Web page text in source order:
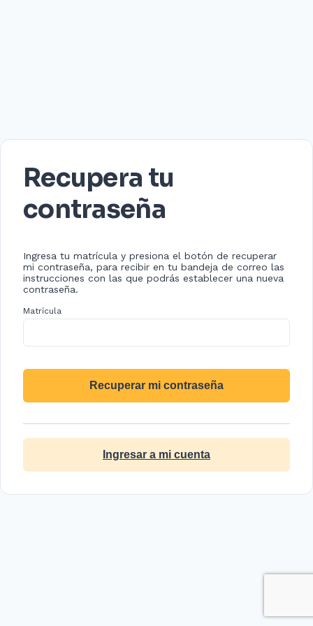
Recupera tu
contraseña
Ingresa tu matrícula y presiona el botón de recuperar
mi contraseña, para recibir en tu bandeja de correo las
instrucciones con las que podrás establecer una nueva
contraseña.
Matrícula
Ingresar a mi cuenta